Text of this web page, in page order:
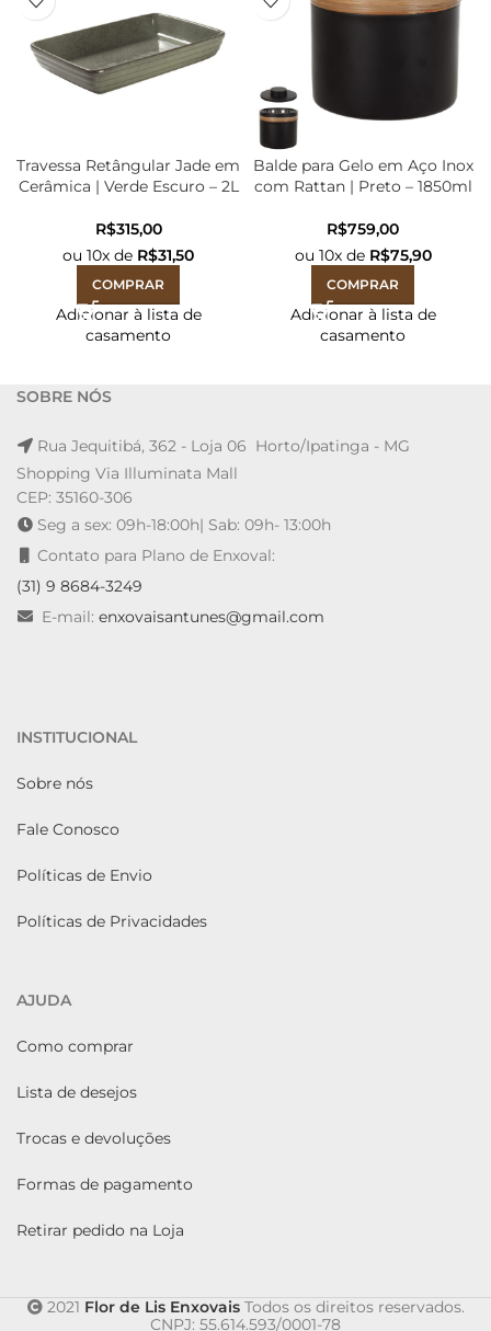
Travessa Retângular Jade em
Cerâmica | Verde Escuro – 2L
R$
ou 10x de R$31,50
COMPRAR
Adicionar à lista de
casamento
Balde para Gelo em Aço Inox
com Rattan | Preto – 1850ml
R$
ou 10x de R$75,90
COMPRAR
Adicionar à lista de
casamento
SOBRE NÓS
Rua Jequitibá, 362 - Loja 06 Horto/Ipatinga - MG
Shopping Via Illuminata Mall
CEP: 35160-306
Seg a sex: 09h-18:00h| Sab: 09h- 13:00h
Contato para Plano de Enxoval:
(31) 9 8684-3249
E-mail: enxovaisantunes@gmail.com
INSTITUCIONAL
Sobre nós
Fale Conosco
Políticas de Envio
Políticas de Privacidades
AJUDA
Como comprar
Lista de desejos
Trocas e devoluções
Formas de pagamento
Retirar pedido na Loja
2021 Flor de Lis EnxovaisTodos os direitos reservados.
CNPJ: 55.614.593/0001-78